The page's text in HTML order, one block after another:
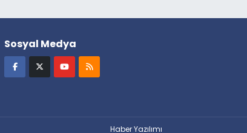
Sosyal Medya
Haber Yazılımı